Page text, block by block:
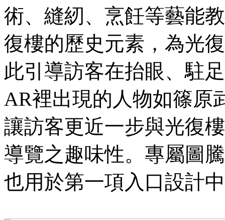
術、縫紉、烹飪等藝能
復樓的歷史元素，為光
此引導訪客在抬眼、駐
AR裡出現的人物如篠原
讓訪客更近一步與光復
導覽之趣味性。專屬圖
也用於第一項入口設計